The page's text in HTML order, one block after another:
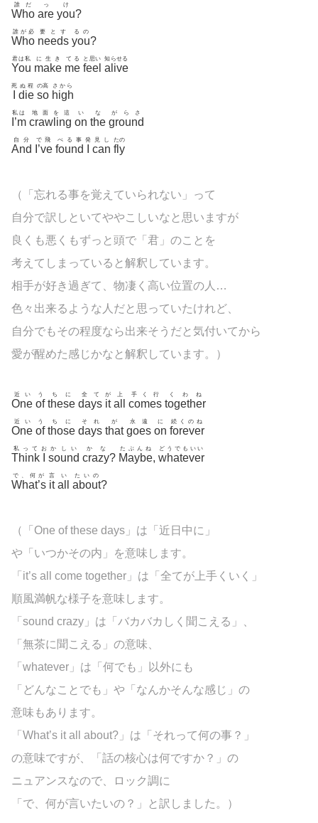
Who
誰だ
are
っ
you
け
?
Who
誰が必
needs
要とす
you
るの
?
You
君は私
make
に生き
me
てる
feel
と思い
alive
知らせる
死
die
ぬ程
so
の高
high
さから
I’m
私は
crawling
地面を這
on
い
the
な
ground
がらさ
And
自分
I’ve
で飛
found
べる事 発
can
見し
fly
たの
（「忘れる事を覚えていられない」って
自分で訳しといてややこしいなと思いますが
良くも悪くもずっと頭で「君」のことを
考えてしまっていると解釈しています。
相手が好き過ぎて、物凄く高い位置の人…
色々出来るような人だと思っていたけれど、
自分でもその程度なら出来そうだと気付いてから
愛が醒めた感じかなと解釈しています。）
One
近い
of
う
these
ちに
days
全て
it
が
all
上
comes
手く行
together
くわね
One
近い
of
う
those
ちに
days
それ
that
が
goes
永遠
on
に
forever
続くのね
Think
私って お
sound
かしい
crazy
かな
? Maybe
たぶんね
, whatever
どうでもいい
What’s
で、何が
it
言
all
い
about
たいの
?
（「One of these days」は「近日中に」
や「いつかその内」を意味します。
「it’s all come together」は「全てが上手くいく」
順風満帆な様子を意味します。
「sound crazy」は「バカバカしく聞こえる」、
「無茶に聞こえる」の意味、
「whatever」は「何でも」以外にも
「どんなことでも」や「なんかそんな感じ」の
意味もあります。
「What’s it all about?」は「それって何の事？」
の意味ですが、「話の核心は何ですか？」の
ニュアンスなので、ロック調に
「で、何が言いたいの？」と訳しました。）